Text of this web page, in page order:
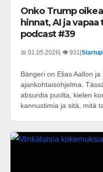
Onko Trump
hinnat, AI ja
podcast #39
📅 01.05.2026| 👁️ 931 |
Bängeri on Elias Aallon ja
ajankohtaisohjelma.
absurdia puolta, kielen
kannustimia ja sitä, mitä